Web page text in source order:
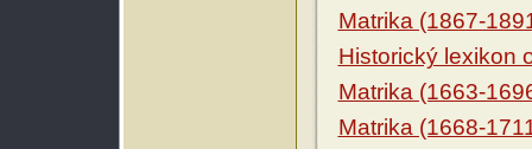
Matrika (1867-
Historický lexikon
Matrika (1663-
Matrika (1668-